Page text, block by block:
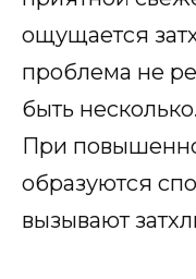
ощущается
проблема не
быть
При
образуются
вызывают